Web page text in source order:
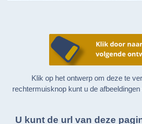
Klik op het ontwerp om deze te
rechtermuisknop kunt u de
U kunt de url van deze